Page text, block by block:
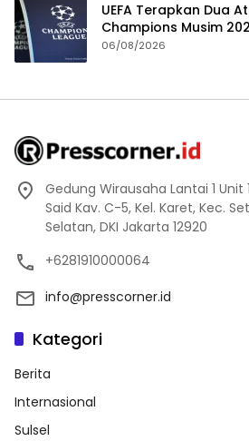
UEFA Terapkan Dua
Champions Musim
06/08/2026
Gedung Wirausaha Lantai 1 Unit
Said Kav. C-5, Kel. Karet, Kec.
Selatan, DKI Jakarta 12920
+6281910000064
info@presscorner.id
Kategori
Berita
Internasional
Sulsel